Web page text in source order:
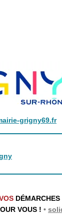
grigny69.fr
VOUS ! •